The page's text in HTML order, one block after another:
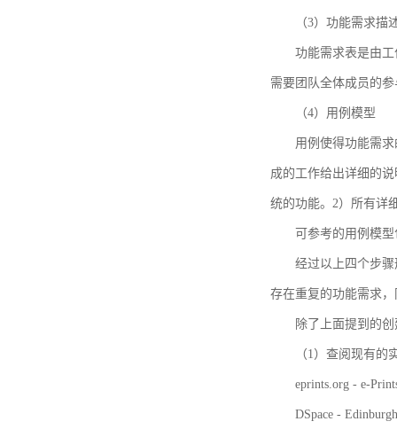
（3）功能需求描
功能需求表是由
需要团队全体成员的
（4）用例模型
用例使得功能需
成的工作给出详细的
统的功能。2）所有详
可参考的用例模
经过以上四个步
存在重复的功能需求
除了上面提到的
（1）查阅现有的
eprints.org - e-
DSpace -